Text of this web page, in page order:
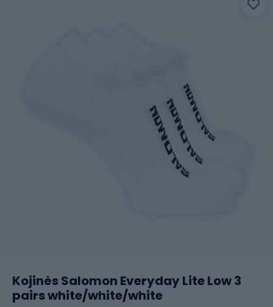
Kojinės Salomon Everyday Lite Low 3
pairs white/white/white